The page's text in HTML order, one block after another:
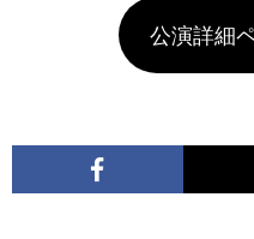
公演詳細